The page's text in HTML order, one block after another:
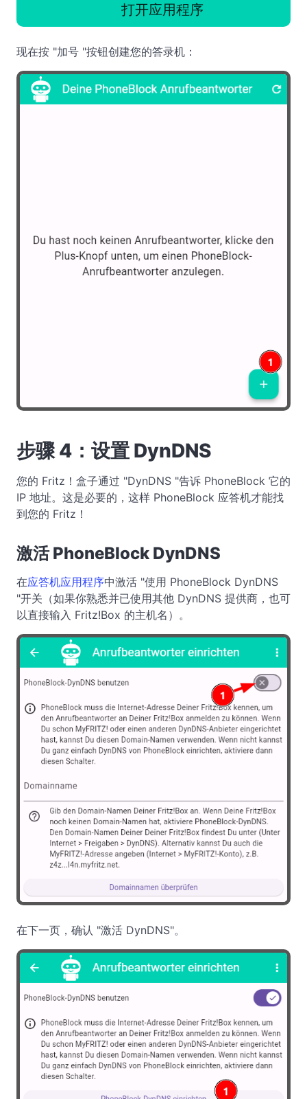
打开应用程序
现在按 "加号 "按钮创建您的答录机：
步骤 4：设置 DynDNS
您的 Fritz！盒子通过 "DynDNS "告诉 PhoneBlock 它的
IP 地址。这是必要的，这样 PhoneBlock 应答机才能找
到您的 Fritz！
激活 PhoneBlock DynDNS
在应答机应用程序中激活 "使用 PhoneBlock DynDNS
"开关（如果你熟悉并已使用其他 DynDNS 提供商，也可
以直接输入 Fritz!Box 的主机名）。
在下一页，确认 "激活 DynDNS"。